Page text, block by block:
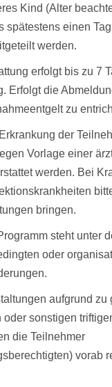
Kind (Alter
spätestens einen
werden.
erfolgt bis zu 7
Erfolgt die
zu
der
Vorlage einer
werden. Bei
bringen.
steht unter
oder
aufgrund zu
oder sonstigen
die Teilnehmer
vorab